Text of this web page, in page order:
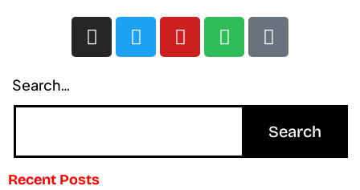
Search…
Recent Posts